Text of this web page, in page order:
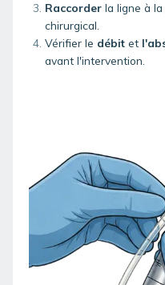
Raccorder la ligne à
chirurgical.
Vérifier le débit et
avant l'intervention.